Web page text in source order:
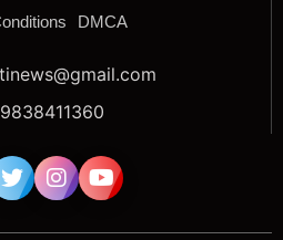
DMCA